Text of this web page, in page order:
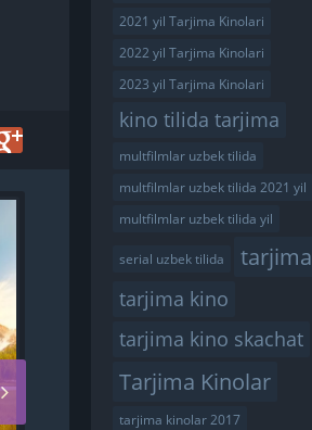
2021 yil Tarjima Kinolari
2022 yil Tarjima Kinolari
2023 yil Tarjima Kinolari
kino tilida tarjima
multfilmlar uzbek tilida
multfilmlar uzbek tilida 2021 yil
multfilmlar uzbek tilida yil
serial uzbek tilida tarjima
tarjima kino
tarjima kino skachat
Tarjima Kinolar
tarjima kinolar 2017